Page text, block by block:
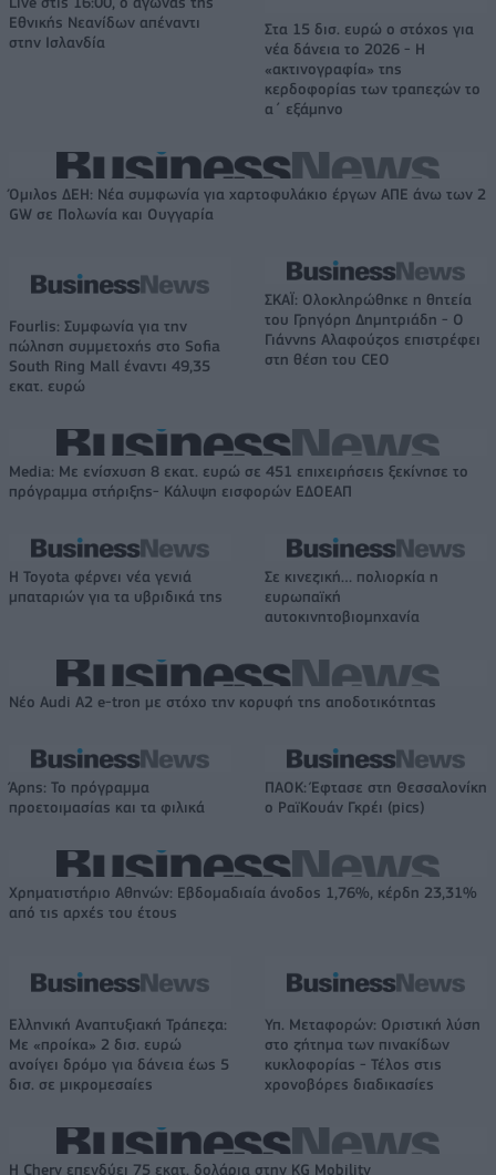
Εθνικής Νεανίδων απέναντι
στην Ισλανδία
Στα 15 δισ. ευρώ ο στόχος για
νέα δάνεια το 2026 - Η
«ακτινογραφία» της
κερδοφορίας των τραπεζών το
α΄ εξάμηνο
Όμιλος ΔΕΗ: Νέα συμφωνία για χαρτοφυλάκιο έργων ΑΠΕ άνω των 2
GW σε Πολωνία και Ουγγαρία
Fourlis: Συμφωνία για την
πώληση συμμετοχής στο Sofia
South Ring Mall έναντι 49,35
εκατ. ευρώ
ΣΚΑΪ: Ολοκληρώθηκε η θητεία
του Γρηγόρη Δημητριάδη - Ο
Γιάννης Αλαφούζος επιστρέφει
στη θέση του CEO
Media: Με ενίσχυση 8 εκατ. ευρώ σε 451 επιχειρήσεις ξεκίνησε το
πρόγραμμα στήριξης- Κάλυψη εισφορών ΕΔΟΕΑΠ
Η Toyota φέρνει νέα γενιά
μπαταριών για τα υβριδικά της
Σε κινεζική… πολιορκία η
ευρωπαϊκή
αυτοκινητοβιομηχανία
Νέο Audi A2 e-tron με στόχο την κορυφή της αποδοτικότητας
Άρης: Το πρόγραμμα
προετοιμασίας και τα φιλικά
ΠΑΟΚ: Έφτασε στη Θεσσαλονίκη
ο ΡαϊΚουάν Γκρέι (pics)
Χρηματιστήριο Αθηνών: Εβδομαδιαία άνοδος 1,76%, κέρδη 23,31%
από τις αρχές του έτους
Ελληνική Αναπτυξιακή Τράπεζα:
Με «προίκα» 2 δισ. ευρώ
ανοίγει δρόμο για δάνεια έως 5
δισ. σε μικρομεσαίες
Υπ. Μεταφορών: Οριστική λύση
στο ζήτημα των πινακίδων
κυκλοφορίας - Τέλος στις
χρονοβόρες διαδικασίες
Η Chery επενδύει 75 εκατ. δολάρια στην KG Mobility